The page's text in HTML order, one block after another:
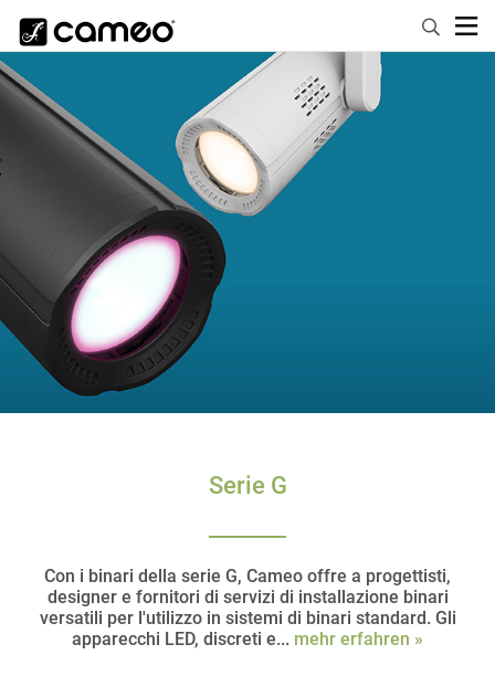
Serie G
Con i binari della serie G, Cameo offre a progettisti,
designer e fornitori di servizi di installazione binari
versatili per l'utilizzo in sistemi di binari standard. Gli
apparecchi LED, discreti e... mehr erfahren »